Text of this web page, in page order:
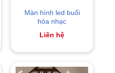
Màn hình led buổi
hòa nhạc
Liên hệ